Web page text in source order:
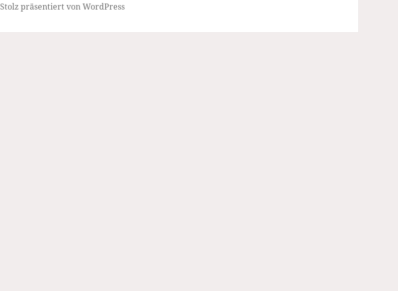
Stolz präsentiert von WordPress